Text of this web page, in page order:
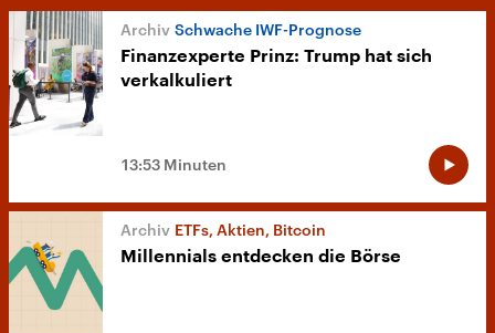
Schwache IWF-Prognose
Finanzexperte Prinz: Trump hat sich
verkalkuliert
13:53 Minuten
ETFs, Aktien, Bitcoin
Millennials entdecken die Börse